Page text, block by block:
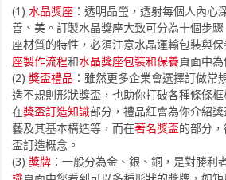
(1) 水晶獎座 ：透明晶瑩，透射每個人內心
善、美。訂製水晶獎座大致可分為十個步
座材質的特性，必須注意水晶運輸包裝與
座製作流程和水晶獎座包裝和保養頁面中為
(2) 獎盃禮品 ：雖然更多企業會選擇訂做常
造不規則形狀獎盃，也助你打破各種條條框
在獎盃訂造知識部分，禮品紅會為你介紹
藝及其基本構造等，而在著名獎盃的部分
盃訂造概念。
(3) 獎牌 ：一般分為金、銀、銅，是對勝利